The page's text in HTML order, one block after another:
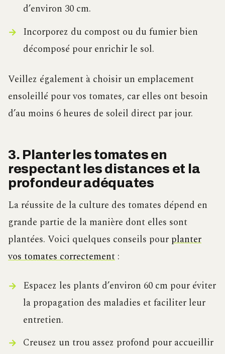
d’environ 30 cm.
Incorporez du compost ou du fumier bien
décomposé pour enrichir le sol.
Veillez également à choisir un emplacement
ensoleillé pour vos tomates, car elles ont besoin
d’au moins 6 heures de soleil direct par jour.
3. Planter les tomates en
respectant les distances et la
profondeur adéquates
La réussite de la culture des tomates dépend en
grande partie de la manière dont elles sont
plantées. Voici quelques conseils pour planter
vos tomates correctement :
Espacez les plants d’environ 60 cm pour éviter
la propagation des maladies et faciliter leur
entretien.
Creusez un trou assez profond pour accueillir